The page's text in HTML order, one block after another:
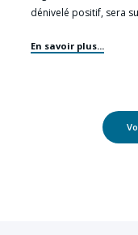
dénivelé positif, sera
En savoir plus...